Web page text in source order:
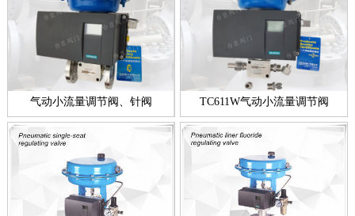
全不锈钢带指挥器操作式自力式压力调节阀简介： 台臣阀门专业研
发、设计、生产调节阀十余年，帮助用户解决各种流体控制难题，在
温度调...
新款零缺陷气动衬氟调节阀
气动衬氟调节阀新款简介：ZXPF气动衬氟调节阀新款零缺陷型产品，
是台臣阀门引进国外进口技术，结合衬里衬氟阀门工艺的基础上，改
良创...
电动高压浓水调节阀技术说明
电动高压浓水调节阀简介： 电动高压浓水调节阀技术介绍 反渗透装置
的运行靠高压泵提供1. 5MPa左右的工作压力，通过调节浓水调节阀...
气动小流量调节阀、针阀 TC611W气动小流量调节阀